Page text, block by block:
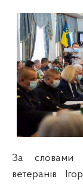
За словами
ветеранів